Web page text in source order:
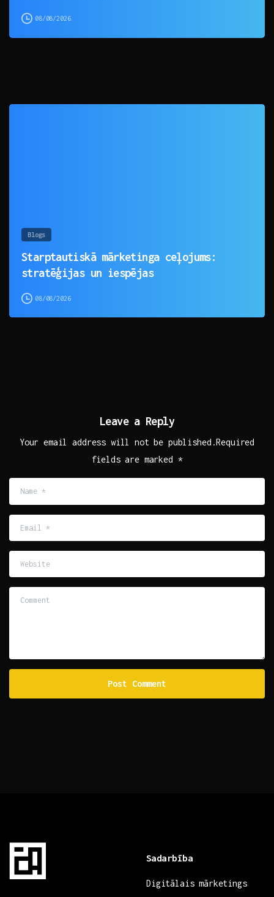
08/08/2026
Blogs
Starptautiskā mārketinga ceļojums:
stratēģijas un iespējas
08/08/2026
Leave a Reply
Your email address will not be published.Required
fields are marked *
*
Website
Sadarbība
Digitālais mārketings